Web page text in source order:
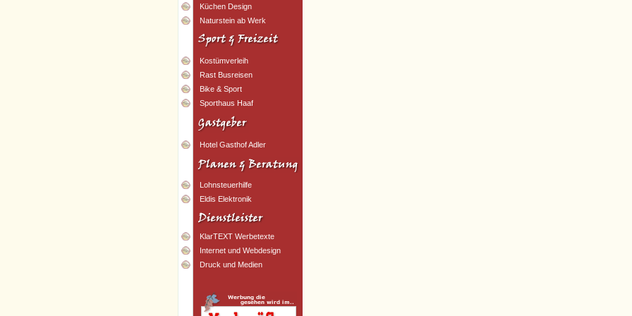
Küchen Design
Naturstein ab Werk
Kostümverleih
Rast Busreisen
Bike & Sport
Sporthaus Haaf
Hotel Gasthof Adler
Lohnsteuerhilfe
Eldis Elektronik
KlarTEXT Werbetexte
Internet und Webdesign
Druck und Medien